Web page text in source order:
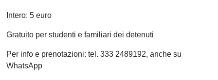
Intero: 5 euro
Gratuito per studenti e familiari dei detenuti
Per info e prenotazioni: tel. 333 2489192, anche su
WhatsApp